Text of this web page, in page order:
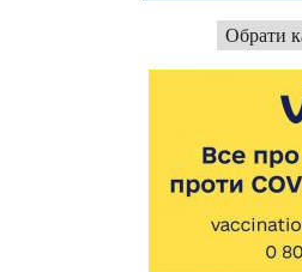
Категорії